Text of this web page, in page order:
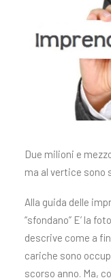
Due milioni e
ma al vertice sono
Alla guida delle
“sfondano” E’ la
descrive come a
cariche sono
scorso anno. Ma,